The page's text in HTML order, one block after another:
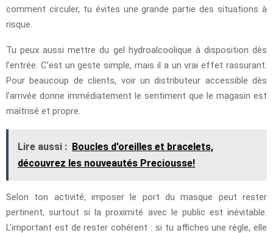
comment circuler, tu évites une grande partie des situations à
risque.
Tu peux aussi mettre du gel hydroalcoolique à disposition dès
l’entrée. C’est un geste simple, mais il a un vrai effet rassurant.
Pour beaucoup de clients, voir un distributeur accessible dès
l’arrivée donne immédiatement le sentiment que le magasin est
maîtrisé et propre.
Lire aussi : Boucles d'oreilles et bracelets,
découvrez les nouveautés Preciousse!
Selon ton activité, imposer le port du masque peut rester
pertinent, surtout si la proximité avec le public est inévitable.
L’important est de rester cohérent : si tu affiches une règle, elle